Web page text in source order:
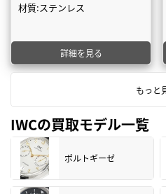
材質:ステンレス
詳細を見る
もっと
IWCの買取モデル一覧
ポルトギーゼ